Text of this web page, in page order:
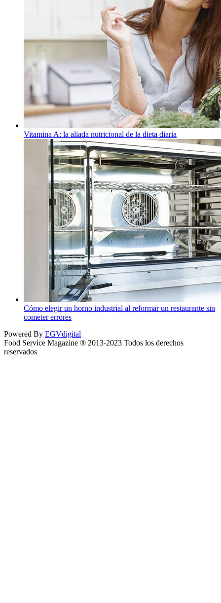
Vitamina A: la aliada nutricional de la dieta diaria
Cómo elegir un horno industrial al reformar un restaurante sin
cometer errores
Powered By EGVdigital
Food Service Magazine ® 2013-2023 Todos los derechos
reservados